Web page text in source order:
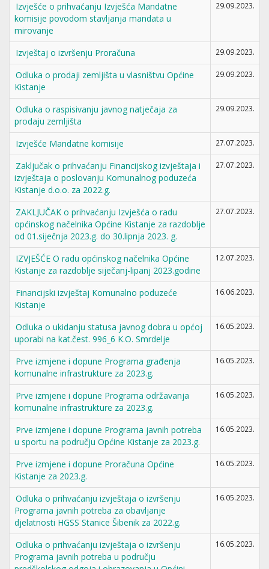
Izvješće o prihvaćanju Izvješća Mandatne
komisije povodom stavljanja mandata u
mirovanje
29.09.2023.
Izvještaj o izvršenju Proračuna 29.09.2023.
Odluka o prodaji zemljišta u vlasništvu Općine
Kistanje
29.09.2023.
Odluka o raspisivanju javnog natječaja za
prodaju zemljišta
29.09.2023.
Izvješće Mandatne komisije 27.07.2023.
Zaključak o prihvaćanju Financijskog izvještaja i
izvještaja o poslovanju Komunalnog poduzeća
Kistanje d.o.o. za 2022.g.
27.07.2023.
ZAKLJUČAK o prihvaćanju Izvješća o radu
općinskog načelnika Općine Kistanje za razdoblje
od 01.siječnja 2023.g. do 30.lipnja 2023. g.
27.07.2023.
IZVJEŠĆE O radu općinskog načelnika Općine
Kistanje za razdoblje siječanj-lipanj 2023.godine
12.07.2023.
Financijski izvještaj Komunalno poduzeće
Kistanje
16.06.2023.
Odluka o ukidanju statusa javnog dobra u općoj
uporabi na kat.čest. 996_6 K.O. Smrdelje
16.05.2023.
Prve izmjene i dopune Programa građenja
komunalne infrastrukture za 2023.g.
16.05.2023.
Prve izmjene i dopune Programa održavanja
komunalne infrastrukture za 2023.g.
16.05.2023.
Prve izmjene i dopune Programa javnih potreba
u sportu na području Općine Kistanje za 2023.g.
16.05.2023.
Prve izmjene i dopune Proračuna Općine
Kistanje za 2023.g.
16.05.2023.
Odluka o prihvaćanju izvještaja o izvršenju
Programa javnih potreba za obavljanje
djelatnosti HGSS Stanice Šibenik za 2022.g.
16.05.2023.
Odluka o prihvaćanju izvještaja o izvršenju
Programa javnih potreba u području
16.05.2023.